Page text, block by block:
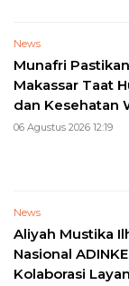
News
Munafri
Makassar Taat
dan Kesehatan
06 Agustus 2026 12:19
News
Aliyah Mustika
Nasional
Kolaborasi